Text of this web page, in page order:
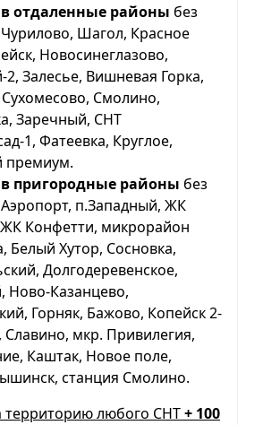
в отдаленные районы без
Шагол, Красное
Новосинеглазово,
Залесье, Вишневая Горка,
Смолино,
Заречный, СНТ
1, Фатеевка, Круглое,
премиум.
в пригородные районы без
п.Западный, ЖК
Конфетти, микрорайон
Белый Хутор, Сосновка,
Долгодеревенское,
Ново-Казанцево,
Горняк, Бажово, Копейск 2-
Славино, мкр. Привилегия,
Каштак, Новое поле,
станция Смолино.
территорию любого СНТ+ 100